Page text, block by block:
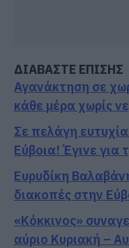
ΔΙΑΒΑΣΤΕ ΕΠΙΣΗΣ
Αγανάκτηση σε
κάθε μέρα χωρίς
Σε πελάγη
Εύβοια! Έγινε
Ευρυδίκη
διακοπές στην
«Κόκκινος»
αύριο Κυριακή –